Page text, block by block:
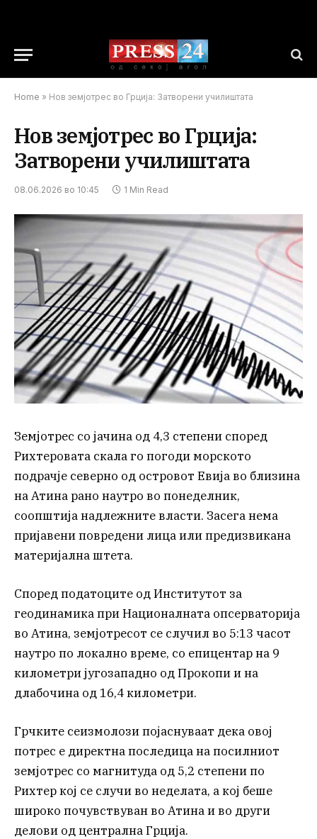
Home » Нов земјотрес во Грција: Затворени училиштата
Нов земјотрес во Грција:
Затворени училиштата
08.06.2026 во 10:45 1 Min Read
Земјотрес со јачина од 4,3 степени според
Рихтеровата скала го погоди морското
подрачје северно од островот Евија во близина
на Атина рано наутро во понеделник,
соопштија надлежните власти. Засега нема
пријавени повредени лица или предизвикана
материјална штета.
Според податоците од Институтот за
геодинамика при Националната опсерваторија
во Атина, земјотресот се случил во 5:13 часот
наутро по локално време, со епицентар на 9
километри југозападно од Прокопи и на
длабочина од 16,4 километри.
Грчките сеизмолози појаснуваат дека овој
потрес е директна последица на посилниот
земјотрес со магнитуда од 5,2 степени по
Рихтер кој се случи во неделата, а кој беше
широко почувствуван во Атина и во други
делови од централна Грција.